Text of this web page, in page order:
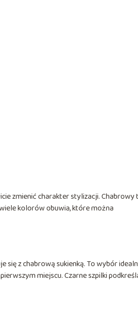
zmienić charakter stylizacji. Chabrowy
kolorów obuwia, które można
się z chabrową sukienką. To wybór
miejscu. Czarne szpilki